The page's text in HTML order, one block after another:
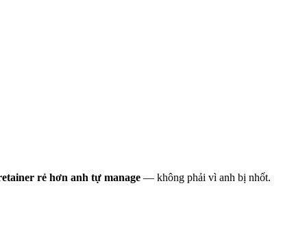
rẻ hơn anh tự manage — không phải vì anh bị nhốt.